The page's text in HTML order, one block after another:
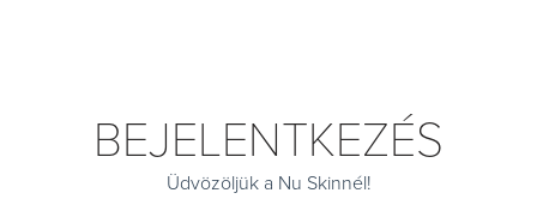
BEJELENTKEZÉS
Üdvözöljük a Nu Skinnél!